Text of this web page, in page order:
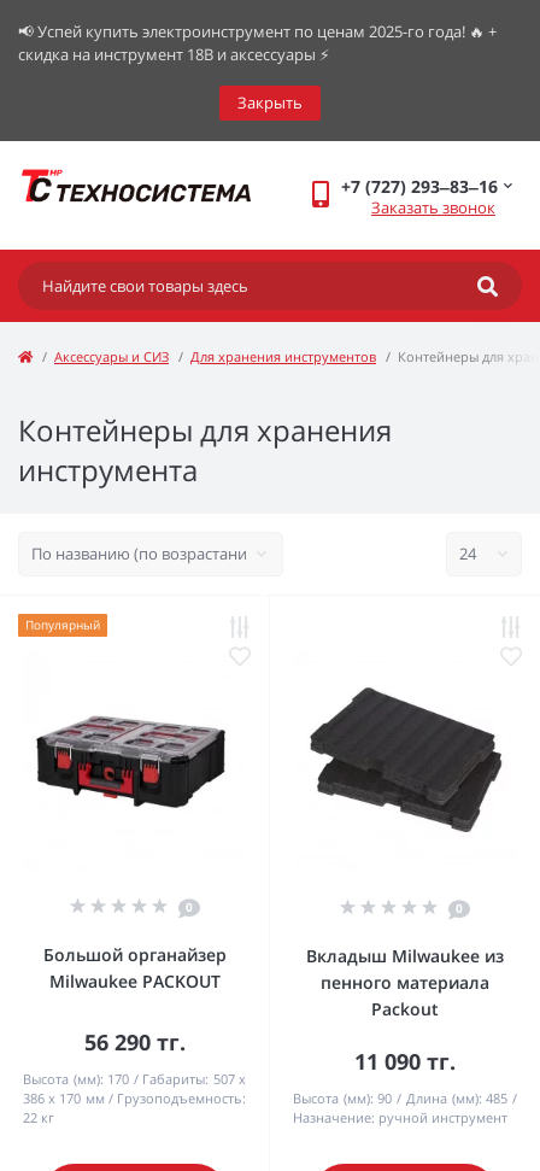
📢 Успей купить электроинструмент по ценам 2025-го года! 🔥 +
скидка на инструмент 18В и аксессуары ⚡️
Закрыть
+7 (727) 293‒83‒16
Заказать звонок
Аксессуары и СИЗ Для хранения инструментов Контейнеры для
Контейнеры для хранения
инструмента
Популярный
0
Большой органайзер
Milwaukee PACKOUT
56 290 тг.
Высота (мм): 170 Габариты: 507 x
386 x 170 мм
Грузоподъемность:
22 кг
0
Вкладыш Milwaukee из
пенного материала
Packout
11 090 тг.
Высота (мм): 90 Длина (мм): 485
Назначение: ручной инструмент